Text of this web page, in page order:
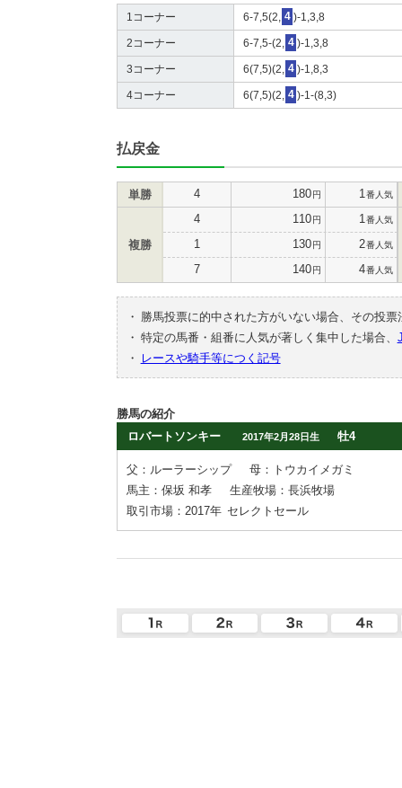
1コーナー 6-7,5(2, 4 )-1,3,8
2コーナー 6-7,5-(2, 4 )-1,3,8
3コーナー 6(7,5)(2, 4 )-1,8,3
4コーナー 6(7,5)(2, 4 )-1-(8,3)
払戻金
単勝 4 180円 1 番人気
複勝
4 110円 1 番人気
1 130円 2番人気
7 140円 4番人気
・
勝馬投票に的中された方がいない場合、その投
・ 特定の馬番・組番に人気が著しく集中した場合、
・
レースや騎手等につく記号
勝馬の紹介
ロバートソンキー
2017年2月28日生 牡4
父：ルーラーシップ
母：トウカイメガミ
馬主：保坂 和孝
生産牧場：長浜牧場
取引市場：2017年 セレクトセール